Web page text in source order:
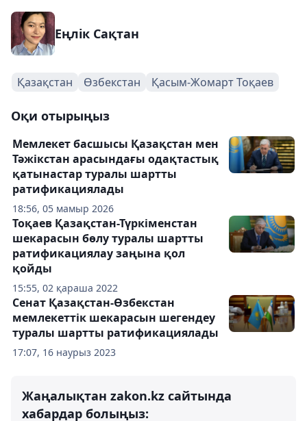
Еңлік Сақтан
Қазақстан Өзбекстан Қасым-Жомарт Тоқаев
Оқи отырыңыз
18:56, 05 мамыр 2026
Мемлекет басшысы Қазақстан мен
Тәжікстан арасындағы одақтастық
қатынастар туралы шартты
ратификациялады
15:55, 02 қараша 2022
Тоқаев Қазақстан-Түркіменстан
шекарасын бөлу туралы шартты
ратификациялау заңына қол
қойды
17:07, 16 наурыз 2023
Сенат Қазақстан-Өзбекстан
мемлекеттік шекарасын шегендеу
туралы шартты ратификациялады
Жаңалықтан zakon.kz сайтында
хабардар болыңыз: